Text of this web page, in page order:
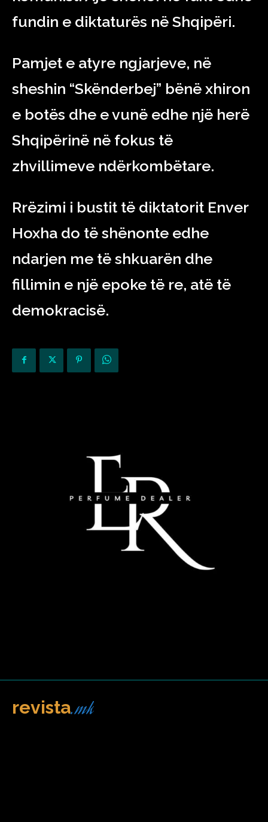
fundin e diktaturës në Shqipëri.
Pamjet e atyre ngjarjeve, në
sheshin “Skënderbej” bënë xhiron
e botës dhe e vunë edhe një herë
Shqipërinë në fokus të
zhvillimeve ndërkombëtare.
Rrëzimi i bustit të diktatorit Enver
Hoxha do të shënonte edhe
ndarjen me të shkuarën dhe
fillimin e një epoke të re, atë të
demokracisë.
revista.mk